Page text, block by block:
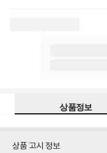
상품정보
상품 고시 정보